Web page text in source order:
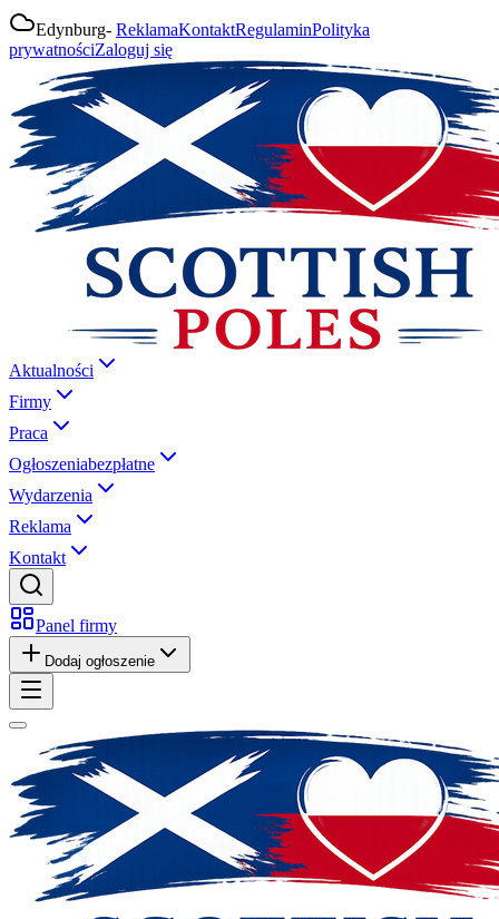
Edynburg- ReklamaKontaktRegulaminPolityka
prywatnościZaloguj się
Aktualności
Firmy
Praca
Ogłoszeniabezpłatne
Wydarzenia
Reklama
Kontakt
Panel firmy
Dodaj ogłoszenie